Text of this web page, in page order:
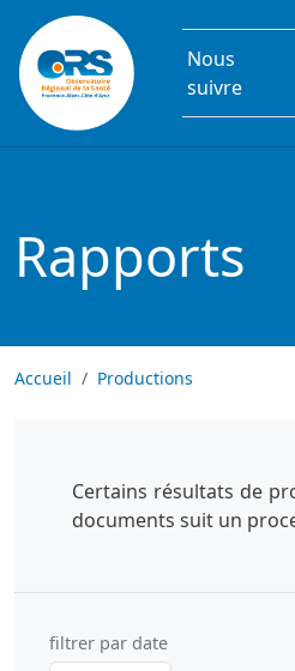
Aller au contenu principal
Nous
suivre
Rapports
Accueil Productions
Certains résultats de
documents suit un
filtrer par date